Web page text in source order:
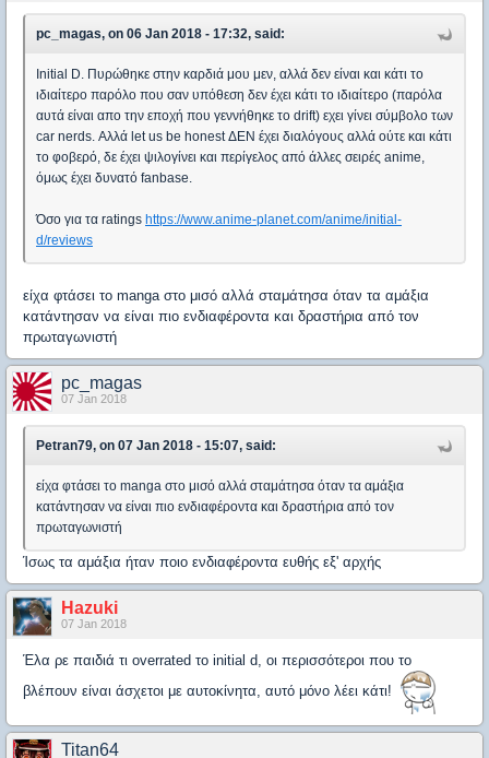
pc_magas, on 06 Jan 2018 - 17:32, said:
Initial D. Πυρώθηκε στην καρδιά μου μεν, αλλά δεν είναι και κάτι το
ιδιαίτερο παρόλο που σαν υπόθεση δεν έχει κάτι το ιδιαίτερο (παρόλα
αυτά είναι απο την εποχή που γεννήθηκε το drift) εχει γίνει σύμβολο των
car nerds. Αλλά let us be honest ΔΕΝ έχει διαλόγους αλλά ούτε και κάτι
το φοβερό, δε έχει ψιλογίνει και περίγελος από άλλες σειρές anime,
όμως έχει δυνατό fanbase.
Όσο για τα ratings https://www.anime-planet.com/anime/initial-
d/reviews
είχα φτάσει το manga στο μισό αλλά σταμάτησα όταν τα αμάξια
κατάντησαν να είναι πιο ενδιαφέροντα και δραστήρια από τον
πρωταγωνιστή
pc_magas
07 Jan 2018
Petran79, on 07 Jan 2018 - 15:07, said:
είχα φτάσει το manga στο μισό αλλά σταμάτησα όταν τα αμάξια
κατάντησαν να είναι πιο ενδιαφέροντα και δραστήρια από τον
πρωταγωνιστή
Ίσως τα αμάξια ήταν ποιο ενδιαφέροντα ευθής εξ' αρχής
Hazuki
07 Jan 2018
Έλα ρε παιδιά τι overrated το initial d, οι περισσότεροι που το
βλέπουν είναι άσχετοι με αυτοκίνητα, αυτό μόνο λέει κάτι!
Titan64